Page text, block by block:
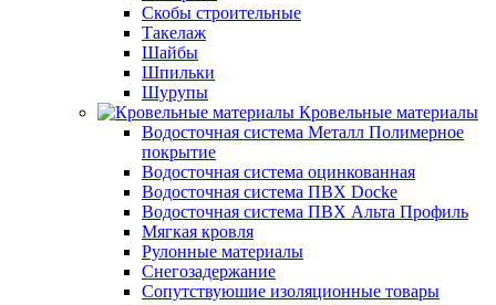
Скобы строительные
Такелаж
Шайбы
Шпильки
Шурупы
Кровельные материалы
Водосточная система Металл Полимерное
покрытие
Водосточная система оцинкованная
Водосточная система ПВХ Docke
Водосточная система ПВХ Альта Профиль
Мягкая кровля
Рулонные материалы
Снегозадержание
Сопутствуюшие изоляционные товары